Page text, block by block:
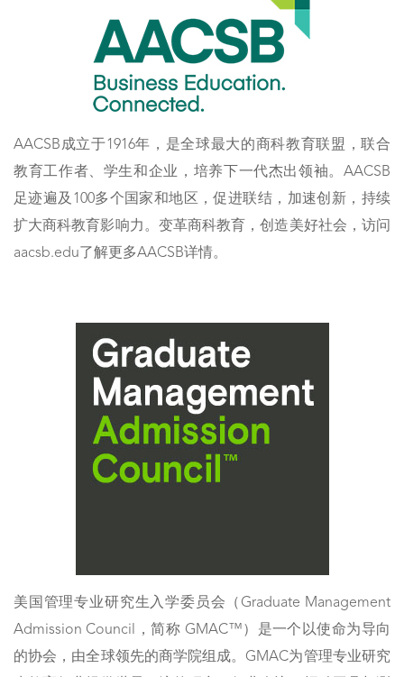
AACSB成立于1916年，是全球最大的商科教育联盟，联合
教育工作者、学生和企业，培养下一代杰出领袖。AACSB
足迹遍及100多个国家和地区，促进联结，加速创新，持续
扩大商科教育影响力。变革商科教育，创造美好社会，访问
aacsb.edu了解更多AACSB详情。
美国管理专业研究生入学委员会（Graduate Management
Admission Council，简称 GMAC™）是⼀个以使命为导向
的协会，由全球领先的商学院组成。GMAC为管理专业研究